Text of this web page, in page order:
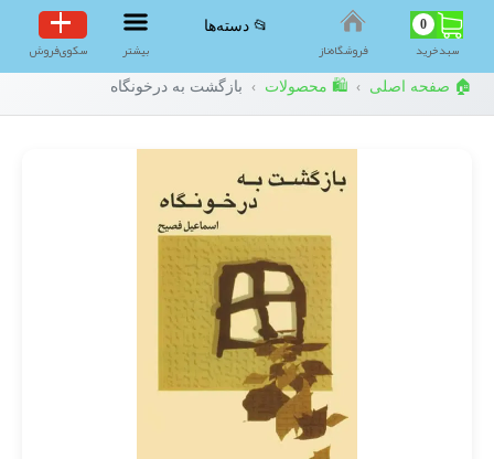
0
سبد‌خرید فروشگاه‌ناز
📂 دسته‌ها
بیشتر سکوی‌فروش
🏠 صفحه اصلی › 🛍️ محصولات › بازگشت به درخونگاه